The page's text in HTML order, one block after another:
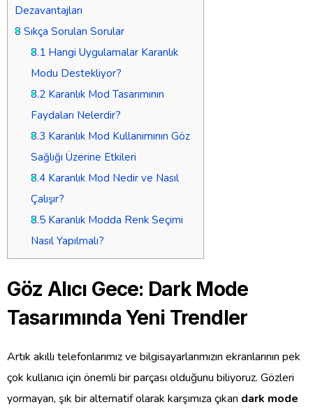
Dezavantajları
8 Sıkça Sorulan Sorular
8.1Hangi Uygulamalar Karanlık
Modu Destekliyor?
8.2Karanlık Mod Tasarımının
Faydaları Nelerdir?
8.3 Karanlık Mod Kullanımının Göz
Sağlığı Üzerine Etkileri
8.4Karanlık Mod Nedir ve Nasıl
Çalışır?
8.5Karanlık Modda Renk Seçimi
Nasıl Yapılmalı?
Göz Alıcı Gece: Dark Mode
Tasarımında Yeni Trendler
Artık akıllı telefonlarımız ve bilgisayarlarımızın ekranlarının pek
çok kullanıcı için önemli bir parçası olduğunu biliyoruz. Gözleri
yormayan, şık bir alternatif olarak karşımıza çıkan dark mode